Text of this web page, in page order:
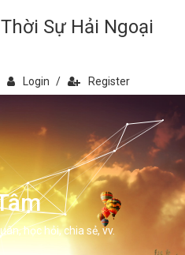
Sự Hải Ngoại
Login / Register
học hỏi, chia sẻ, vv.